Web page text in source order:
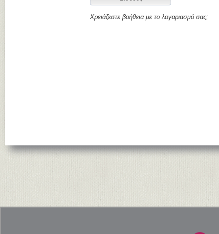
Χρειάζεστε βοήθεια με το λογαριασμό σας;